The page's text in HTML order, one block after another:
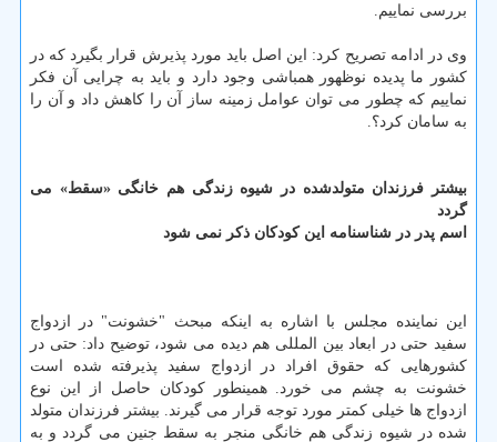
بررسی نماییم.
وی در ادامه تصریح كرد: این اصل باید مورد پذیرش قرار بگیرد كه در
كشور ما پدیده نوظهور همباشی وجود دارد و باید به چرایی آن فكر
نماییم كه چطور می توان عوامل زمینه ساز آن را كاهش داد و آن را
به سامان كرد؟.
بیشتر فرزندان متولدشده در شیوه زندگی هم خانگی «سقط» می
گردد
اسم پدر در شناسنامه این كودكان ذكر نمی شود
این نماینده مجلس با اشاره به اینكه مبحث "خشونت" در ازدواج
سفید حتی در ابعاد بین المللی هم دیده می شود، توضیح داد: حتی در
كشورهایی كه حقوق افراد در ازدواج سفید پذیرفته شده است
خشونت به چشم می خورد. همینطور كودكان حاصل از این نوع
ازدواج ها خیلی كمتر مورد توجه قرار می گیرند. بیشتر فرزندان متولد
شده در شیوه زندگی هم خانگی منجر به سقط جنین می گردد و به